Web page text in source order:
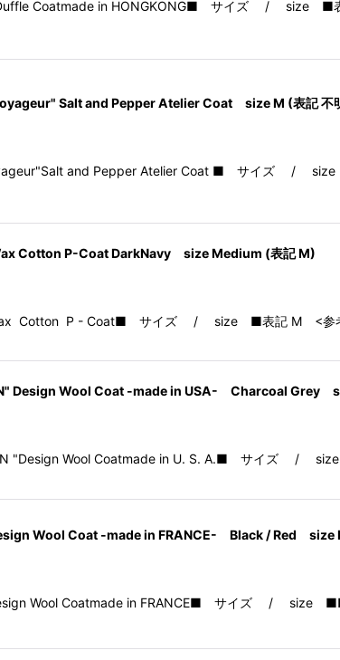
Duffle Coatmade in HONGKONG■ サイズ / size
Salt and Pepper Atelier Coat size M (表記 不
and Pepper Atelier Coat ■ サイズ
Cotton P-Coat DarkNavy size Medium (表記 M)
"Wax Cotton P - Coat■ サイズ / size ■表記 M <
Design Wool Coat -made in USA- Charcoal Grey
"Design Wool Coatmade in U. S. A.■ サイズ /
Wool Coat -made in FRANCE- Black / Red size
Wool Coatmade in FRANCE■ サイズ /